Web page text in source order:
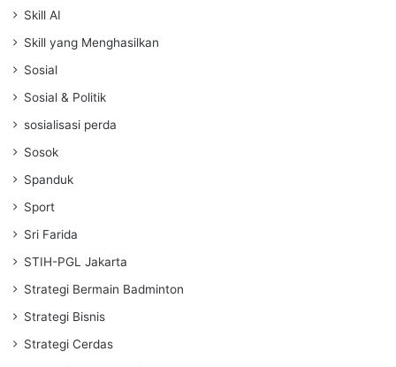
Skill AI
Skill yang Menghasilkan
Sosial
Sosial & Politik
sosialisasi perda
Sosok
Spanduk
Sport
Sri Farida
STIH-PGL Jakarta
Strategi Bermain Badminton
Strategi Bisnis
Strategi Cerdas